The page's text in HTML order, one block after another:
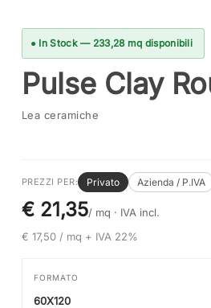
● In Stock — 233,28 mq disponibili
Pulse Clay
Lea ceramiche
PREZZI PER: Privato Azienda / P.IVA
€ 21,35/ mq · IVA incl.
€ 17,50 / mq + IVA 22%
FORMATO
60X120